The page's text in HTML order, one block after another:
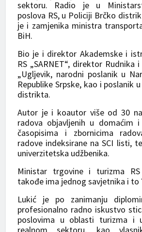
sektoru. Radio je u
poslova RS, u Policiji Brčko
je i zamjenika ministra
BiH.
Bio je i direktor Akademske i
RS „SARNET“, direktor Rudnika
„Ugljevik, narodni poslanik u
Republike Srpske, kao i poslanik
distrikta.
Autor je i koautor više od 30
radova objavljenih u domaćim i
časopisima i zbornicima
radove indeksirane na SCI listi,
univerzitetska udžbenika.
Ministar trgovine i turizma RS
takođe ima jednog savjetnika i to
Lukić je po zanimanju
profesionalno radno iskustvo
poslovima u oblasti turizma i
realnom sektoru, kao